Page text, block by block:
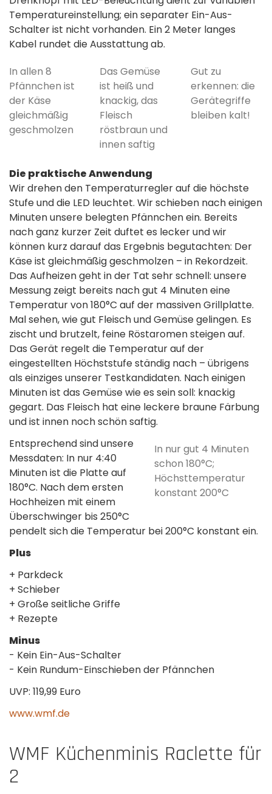
Temperatureinstellung; ein separater Ein-Aus-
Schalter ist nicht vorhanden. Ein 2 Meter langes
Kabel rundet die Ausstattung ab.
In allen 8
Pfännchen ist
der Käse
gleichmäßig
geschmolzen
Das Gemüse
ist heiß und
knackig, das
Fleisch
röstbraun und
innen saftig
Gut zu
erkennen: die
Gerätegriffe
bleiben kalt!
Die praktische Anwendung
Wir drehen den Temperaturregler auf die höchste
Stufe und die LED leuchtet. Wir schieben nach einigen
Minuten unsere belegten Pfännchen ein. Bereits
nach ganz kurzer Zeit duftet es lecker und wir
können kurz darauf das Ergebnis begutachten: Der
Käse ist gleichmäßig geschmolzen – in Rekordzeit.
Das Aufheizen geht in der Tat sehr schnell: unsere
Messung zeigt bereits nach gut 4 Minuten eine
Temperatur von 180°C auf der massiven Grillplatte.
Mal sehen, wie gut Fleisch und Gemüse gelingen. Es
zischt und brutzelt, feine Röstaromen steigen auf.
Das Gerät regelt die Temperatur auf der
eingestellten Höchststufe ständig nach – übrigens
als einziges unserer Testkandidaten. Nach einigen
Minuten ist das Gemüse wie es sein soll: knackig
gegart. Das Fleisch hat eine leckere braune Färbung
und ist innen noch schön saftig.
In nur gut 4 Minuten
schon 180°C;
Höchsttemperatur
konstant 200°C
Entsprechend sind unsere
Messdaten: In nur 4:40
Minuten ist die Platte auf
180°C. Nach dem ersten
Hochheizen mit einem
Überschwinger bis 250°C
pendelt sich die Temperatur bei 200°C konstant ein.
Plus
+ Parkdeck
+ Schieber
+ Große seitliche Griffe
+ Rezepte
Minus
- Kein Ein-Aus-Schalter
- Kein Rundum-Einschieben der Pfännchen
UVP: 119,99 Euro
www.wmf.de
WMF Küchenminis Raclette für
2